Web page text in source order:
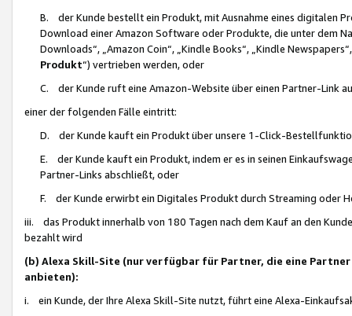
B. der Kunde bestellt ein Produkt, mit Ausnahme eines digitalen
Download einer Amazon Software oder Produkte, die unter dem
Downloads“, „Amazon Coin“, „Kindle Books“, „Kindle
Produkt“) vertrieben werden, oder
C. der Kunde ruft eine Amazon-Website über einen Partner-Link
einer der folgenden Fälle eintritt:
D. der Kunde kauft ein Produkt über unsere 1-Click-
E. der Kunde kauft ein Produkt, indem er es in seinen
Partner-Links abschließt, oder
F. der Kunde erwirbt ein Digitales Produkt durch Streaming oder
iii. das Produkt innerhalb von 180 Tagen nach dem Kauf an den
bezahlt wird
(b) Alexa Skill-Site (nur verfügbar für Partner, die eine
anbieten):
i. ein Kunde, der Ihre Alexa Skill-Site nutzt, führt eine Alexa-